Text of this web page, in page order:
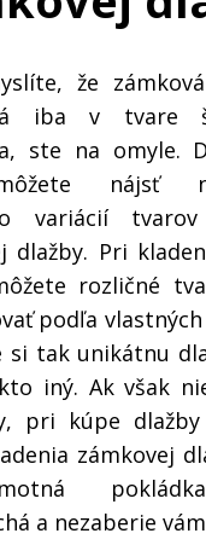
že
iba v tvare
ste na omyle.
nájsť
variácií
dlažby. Pri
rozličné
podľa
si tak unikátnu
iný. Ak však
pri kúpe
zámkovej
a nezaberie